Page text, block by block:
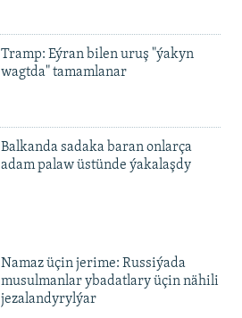
Tramp: Eýran bilen uruş "ýakyn
wagtda" tamamlanar
Balkanda sadaka baran onlarça
adam palaw üstünde ýakalaşdy
Namaz üçin jerime: Russiýada
musulmanlar ybadatlary üçin nähili
jezalandyrylýar